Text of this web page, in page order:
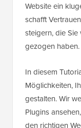
Website ein
schafft
steigern, die Sie
gezogen haben.
In diesem
Möglichkeiten,
gestalten. Wir
Plugins
den richtigen